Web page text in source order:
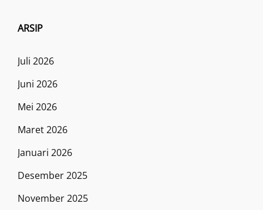
ARSIP
Juli 2026
Juni 2026
Mei 2026
Maret 2026
Januari 2026
Desember 2025
November 2025